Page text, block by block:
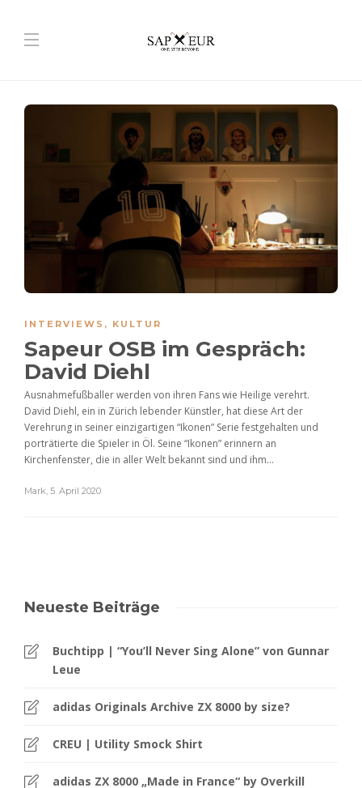
INTERVIEWS , KULTUR
Sapeur OSB im Gespräch:
David Diehl
Ausnahmefußballer werden von ihren Fans wie Heilige verehrt.
David Diehl, ein in Zürich lebender Künstler, hat diese Art der
Verehrung in seiner einzigartigen “Ikonen” Serie festgehalten und
porträtierte die Spieler in Öl. Seine “Ikonen” erinnern an
Kirchenfenster, die in aller Welt bekannt sind und ihm...
Mark 5. April 2020
Neueste Beiträge
Buchtipp | “You’ll Never Sing Alone” von Gunnar
Leue
adidas Originals Archive ZX 8000 by size?
CREU | Utility Smock Shirt
adidas ZX 8000 „Made in France“ by Overkill